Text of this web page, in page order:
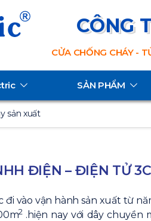
CÔNG
CỬA CHỐNG CHÁY -
SẢN PHẨM
sản xuất
ĐIỆN – ĐIỆN TỬ 3C
vào vận hành sản xuất từ
2 .hiện nay với dây chuyền